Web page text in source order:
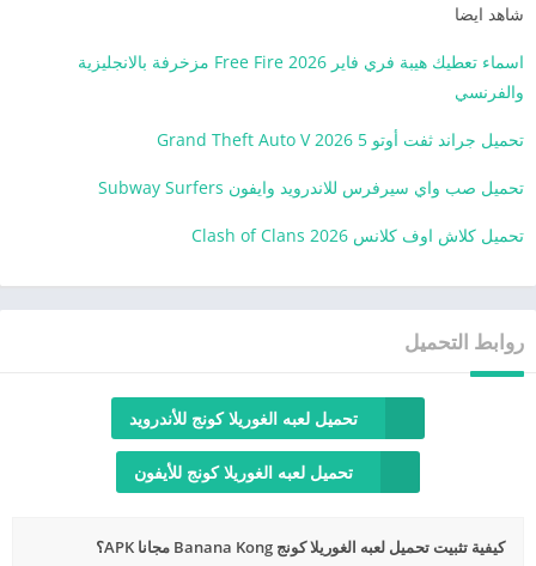
شاهد ايضا
اسماء تعطيك هيبة فري فاير 2026 Free Fire مزخرفة بالانجليزية
والفرنسي
تحميل جراند ثفت أوتو 5 Grand Theft Auto V 2026
تحميل صب واي سيرفرس للاندرويد وايفون Subway Surfers
تحميل كلاش اوف كلانس 2026 Clash of Clans
روابط التحميل
تحميل لعبه الغوريلا كونج للأندرويد
تحميل لعبه الغوريلا كونج للأيفون
كيفية تثبيت تحميل لعبه الغوريلا كونج Banana Kong مجانا APK؟